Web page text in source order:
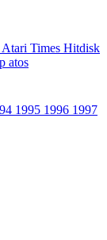
Atari Times Hitdisk
atos
1995 1996 1997